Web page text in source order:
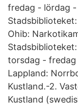
fredag - lördag
Stadsbiblioteket:
Ohib:
torsdag - fredag
Lappland:
Kustland.-2.
Kustland